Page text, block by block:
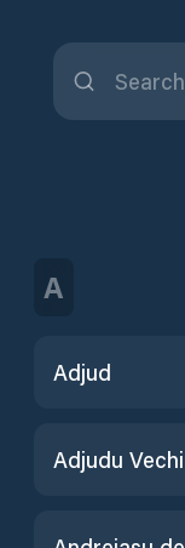
A
Adjud
Adjudu Vechi